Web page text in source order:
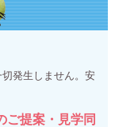
発生しません。安
ご提案・見学同